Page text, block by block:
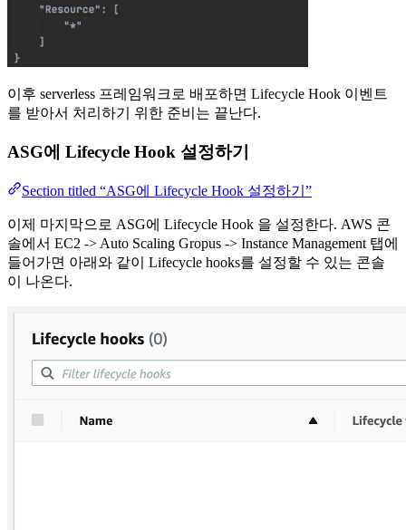
이후 serverless 프레임워크로 배포하면 Lifecycle Hook 이벤트
를 받아서 처리하기 위한 준비는 끝난다.
ASG에 Lifecycle Hook 설정하기
Section titled “ASG에 Lifecycle Hook 설정하기”
이제 마지막으로 ASG에 Lifecycle Hook 을 설정한다. AWS 콘
솔에서 EC2 -> Auto Scaling Gropus -> Instance Management 탭에
들어가면 아래와 같이 Lifecycle hooks를 설정할 수 있는 콘솔
이 나온다.